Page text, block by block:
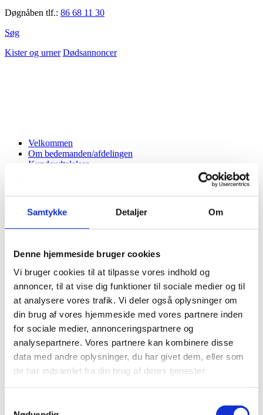
Samtykke Detaljer Om
Denne hjemmeside bruger cookies
Vi bruger cookies til at tilpasse vores indhold og
annoncer, til at vise dig funktioner til sociale medier og til
at analysere vores trafik. Vi deler også oplysninger om
din brug af vores hjemmeside med vores partnere inden
for sociale medier, annonceringspartnere og
analysepartnere. Vores partnere kan kombinere disse
data med andre oplysninger, du har givet dem, eller som
de har indsamlet fra din brug af deres tjenester.
Døgnåben tlf.: 86 68 11 30
Søg
Kister og urner Dødsannoncer
Velkommen
Om bedemanden/afdelingen
Kundeudtalelser
Bjerringbro
Ulstrup
Thorsø
Hammel
Gjern
Favrskov
Sønderbro
Hjermind
Bjerring
Tange
Vellev
Laurbjerg
Ålum